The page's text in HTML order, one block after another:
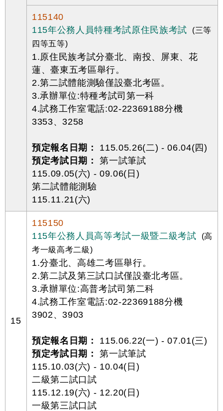
115140
115年公務人員特種考試原住民族考試
(三等
四等五等)
1.原住民族考試分臺北、南投、屏東、花
蓮、臺東五考區舉行。
2.第二試體能測驗僅設臺北考區。
3.承辦單位:特種考試司第一科
4.試務工作室電話:02-22369188分機
3353、3258
預定報名日期：
115.05.26(二) - 06.04(四)
預定考試日期：
第一試筆試
115.09.05(六) - 09.06(日)
第二試體能測驗
115.11.21(六)
15
115150
115年公務人員高等考試一級暨二級考試
(高
考一級高考二級)
1.分臺北、高雄二考區舉行。
2.第二試及第三試口試僅設臺北考區。
3.承辦單位:高普考試司第二科
4.試務工作室電話:02-22369188分機
3902、3903
預定報名日期：
115.06.22(一) - 07.01(三)
預定考試日期：
第一試筆試
115.10.03(六) - 10.04(日)
二級第二試口試
115.12.19(六) - 12.20(日)
一級第三試口試